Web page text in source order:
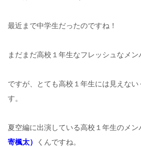
最近まで中学生だったのですね！
まだまだ高校１年生なフレッシュなメン
ですが、とても高校１年生には見えな
す。
夏空編に出演している高校１年生のメン
寄楓太）
くんですね。